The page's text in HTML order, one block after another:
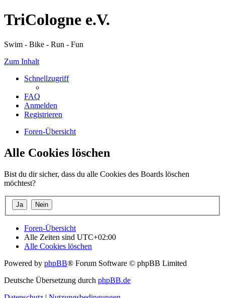
TriCologne e.V.
Swim - Bike - Run - Fun
Zum Inhalt
Schnellzugriff
FAQ
Anmelden
Registrieren
Foren-Übersicht
Alle Cookies löschen
Bist du dir sicher, dass du alle Cookies des Boards löschen
möchtest?
Foren-Übersicht
Alle Zeiten sind UTC+02:00
Alle Cookies löschen
Powered by phpBB® Forum Software © phpBB Limited
Deutsche Übersetzung durch phpBB.de